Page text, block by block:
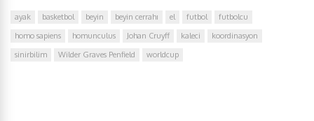
ayak basketbol beyin beyin cerrahı el futbol
futbolcu
homo sapiens
homunculus Johan Cruyff kaleci
koordinasyon
sinirbilim
Wilder Graves Penfield worldcup